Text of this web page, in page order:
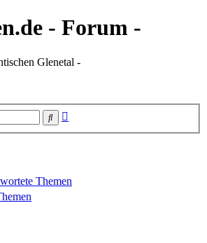
- Forum -
Glenetal -
Suche
Themen